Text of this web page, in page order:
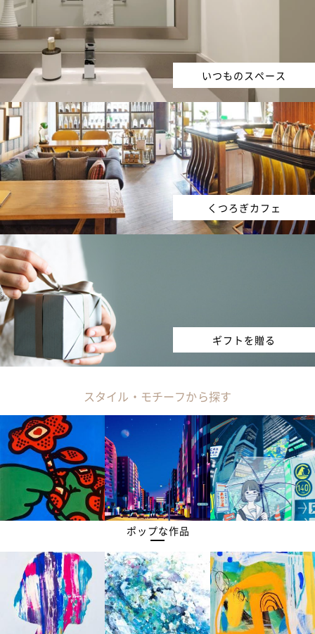
いつものスペース
くつろぎカフェ
ギフトを贈る
スタイル・モチーフから探す
ポップな作品